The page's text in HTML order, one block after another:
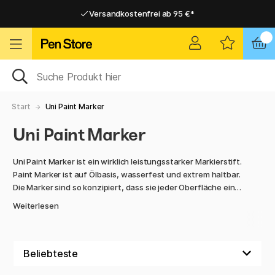
Versandkostenfrei ab 95 €*
Versandkostenfrei ab 95 €*
Start Uni Paint Marker
Uni Paint Marker
Uni Paint Marker ist ein wirklich leistungsstarker Markierstift.
Paint Marker ist auf Ölbasis, wasserfest und extrem haltbar.
Die Marker sind so konzipiert, dass sie jeder Oberfläche eine
Hobbykünstlern weltweit eingesetzt.
Weiterlesen